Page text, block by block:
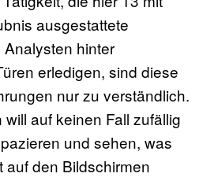
ausgestattete
hinter
erledigen, sind diese
nur zu verständlich.
auf keinen Fall zufällig
und sehen, was
auf den Bildschirmen